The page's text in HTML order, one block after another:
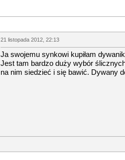
21 listopada 2012, 22:13
Ja swojemu synkowi kupiłam
Jest tam bardzo duży wybór
na nim siedzieć i się bawić. Dywany